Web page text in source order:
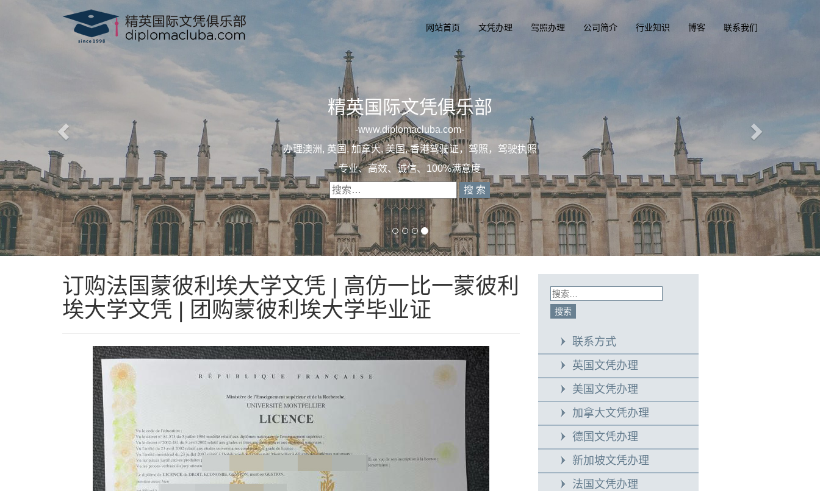
网站首页 文凭办理 驾照办理 公司简介 行业知识 博客 联系我们
精英国际文凭俱乐部
-www.diplomacluba.com
办理澳洲, 英国, 加拿大, 美国, 香港驾驶证，驾照，驾驶执照
专业、高效、诚信、100%满意度
订购法国蒙彼利埃大学文凭 | 高仿一比一蒙彼利
埃大学文凭 | 团购蒙彼利埃大学毕业证
联系方式
英国文凭办理
美国文凭办理
加拿大文凭办理
德国文凭办理
新加坡文凭办理
法国文凭办理